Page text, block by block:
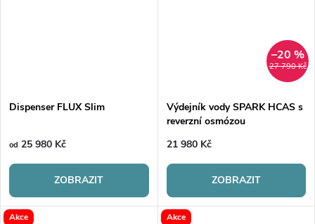
Dispenser FLUX Slim
od 25 980 Kč
ZOBRAZIT
27 790 Kč
–20 %
Výdejník vody SPARK HCAS s
reverzní osmózou
21 980 Kč
ZOBRAZIT
Akce
Akce